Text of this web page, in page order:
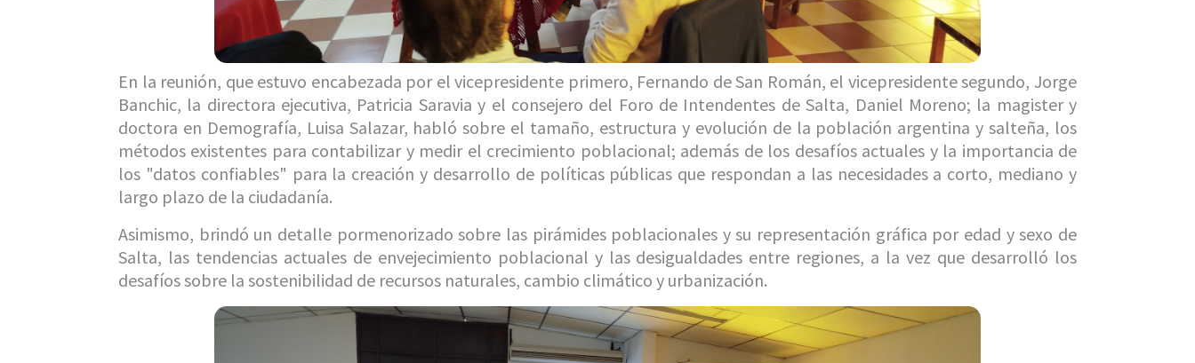
En la reunión, que estuvo encabezada por el vicepresidente primero, Fernando de San Román, el vicepresidente segundo, Jorge
Banchic, la directora ejecutiva, Patricia Saravia y el consejero del Foro de Intendentes de Salta, Daniel Moreno; la magister y
doctora en Demografía, Luisa Salazar, habló sobre el tamaño, estructura y evolución de la población argentina y salteña, los
métodos existentes para contabilizar y medir el crecimiento poblacional; además de los desafíos actuales y la importancia de
los "datos confiables" para la creación y desarrollo de políticas públicas que respondan a las necesidades a corto, mediano y
largo plazo de la ciudadanía.
Asimismo, brindó un detalle pormenorizado sobre las pirámides poblacionales y su representación gráfica por edad y sexo de
Salta, las tendencias actuales de envejecimiento poblacional y las desigualdades entre regiones, a la vez que desarrolló los
desafíos sobre la sostenibilidad de recursos naturales, cambio climático y urbanización.